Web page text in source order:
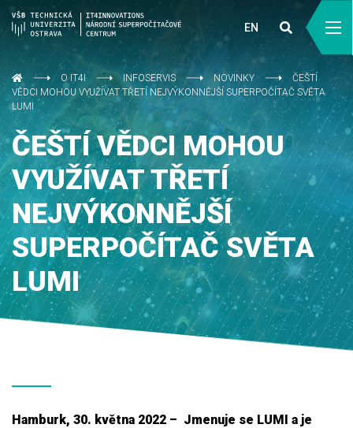
EN
O IT4I INFOSERVIS NOVINKY
ČEŠTÍ
VĚDCI MOHOU VYUŽÍVAT TŘETÍ NEJVÝKONNĚJŠÍ SUPERPOČÍTAČ SVĚTA
LUMI
ČEŠTÍ VĚDCI MOHOU
VYUŽÍVAT TŘETÍ
NEJVÝKONNĚJŠÍ
SUPERPOČÍTAČ SVĚTA
LUMI
Hamburk, 30. května 2022 – Jmenuje se LUMI a je